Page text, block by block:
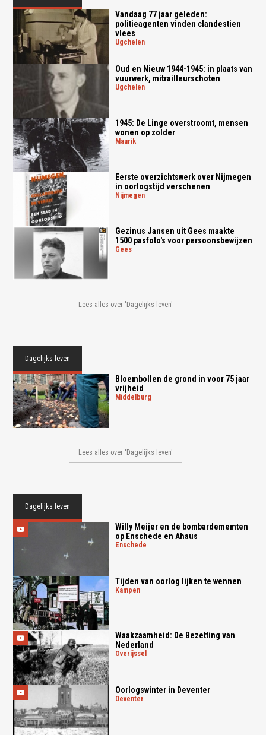
Vandaag 77 jaar geleden:
politieagenten vinden clandestien
vlees
ugchelen
Oud en Nieuw 1944-1945: in plaats van
vuurwerk, mitrailleurschoten
ugchelen
1945: De Linge overstroomt, mensen
wonen op zolder
maurik
Eerste overzichtswerk over Nijmegen
in oorlogstijd verschenen
nijmegen
Gezinus Jansen uit Gees maakte
1500 pasfoto's voor persoonsbewijzen
gees
Lees alles over 'Dagelijks leven'
Dagelijks leven
Bloembollen de grond in voor 75 jaar
vrijheid
middelburg
Lees alles over 'Dagelijks leven'
Dagelijks leven
Willy Meijer en de bombardememten
op Enschede en Ahaus
enschede
Tijden van oorlog lijken te wennen
kampen
Waakzaamheid: De Bezetting van
Nederland
overijssel
Oorlogswinter in Deventer
deventer